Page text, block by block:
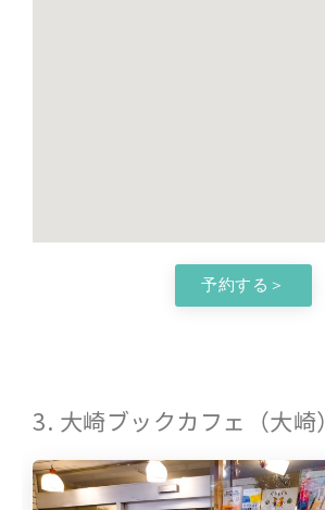
予約する＞
3. 大崎ブックカフェ（大崎）